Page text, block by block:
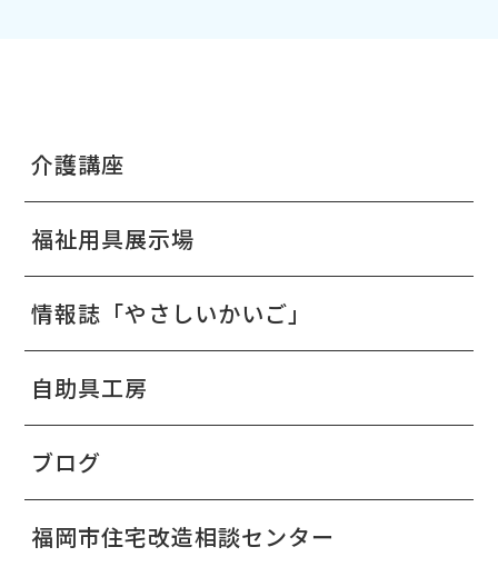
介護講座
福祉用具展示場
情報誌「やさしいかいご」
自助具工房
ブログ
福岡市住宅改造相談センター